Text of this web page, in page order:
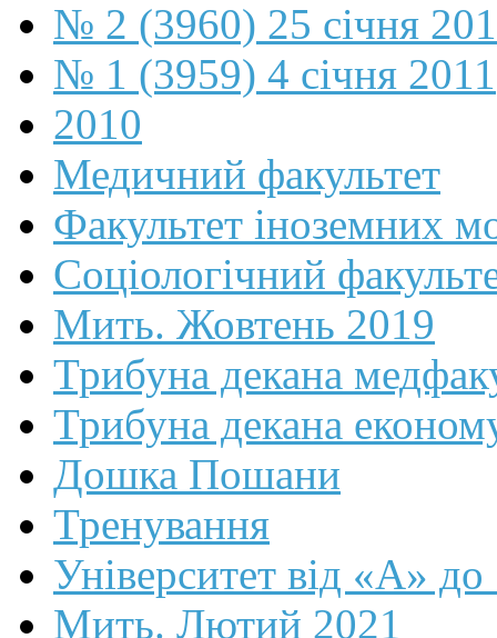
№ 2 (3960) 25 січня
№ 1 (3959) 4 січня 2011
2010
Медичний факультет
Факультет іноземних
Соціологічний
Мить. Жовтень 2019
Трибуна декана
Трибуна декана
Дошка Пошани
Тренування
Університет від «А»
Мить. Лютий 2021